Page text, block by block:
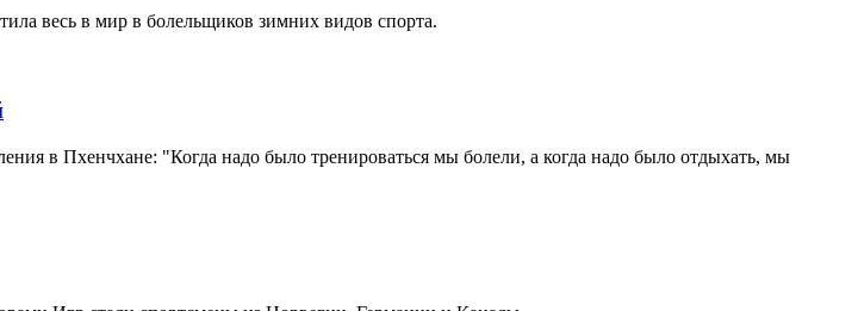
весь в мир в болельщиков зимних видов спорта.
в Пхенчхане: "Когда надо было тренироваться мы болели, а когда надо было отдыхать, мы